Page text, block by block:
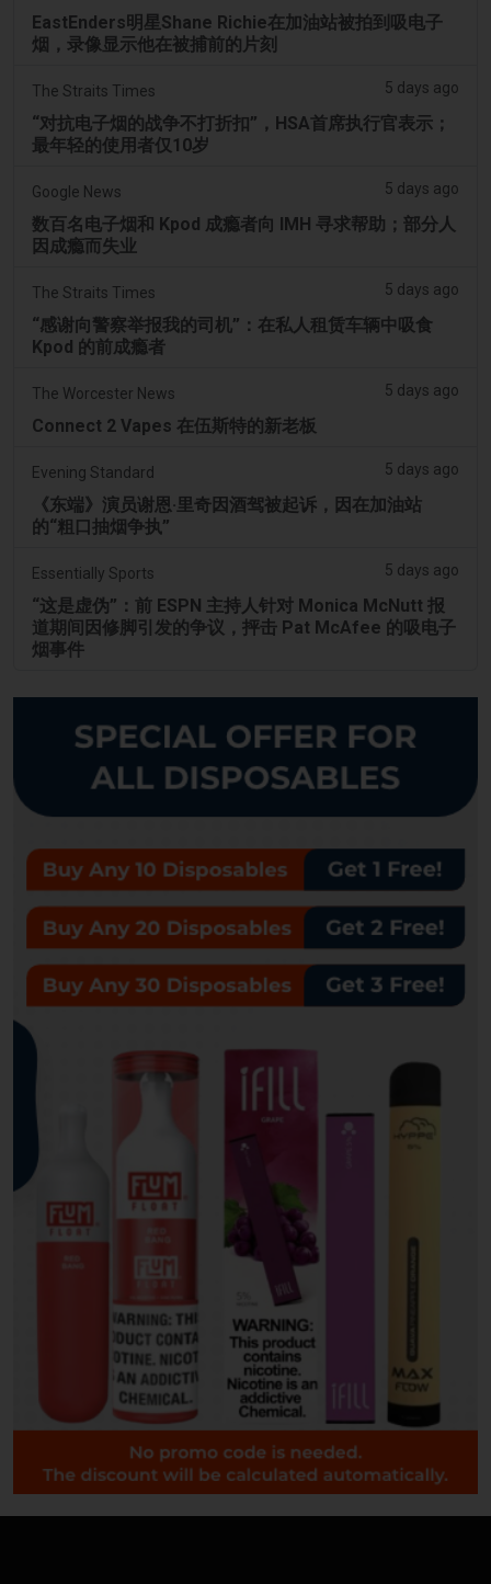
EastEnders明星Shane Richie在加油站被拍到吸电子
烟，录像显示他在被捕前的片刻
The Straits Times 5 days ago
“对抗电子烟的战争不打折扣”，HSA首席执行官表示；
最年轻的使用者仅10岁
Google News 5 days ago
数百名电子烟和 Kpod 成瘾者向 IMH 寻求帮助；部分人
因成瘾而失业
The Straits Times 5 days ago
“感谢向警察举报我的司机”：在私人租赁车辆中吸食
Kpod 的前成瘾者
The Worcester News 5 days ago
Connect 2 Vapes 在伍斯特的新老板
Evening Standard 5 days ago
《东端》演员谢恩·里奇因酒驾被起诉，因在加油站
的“粗口抽烟争执”
Essentially Sports 5 days ago
“这是虚伪”：前 ESPN 主持人针对 Monica McNutt 报
道期间因修脚引发的争议，抨击 Pat McAfee 的吸电子
烟事件